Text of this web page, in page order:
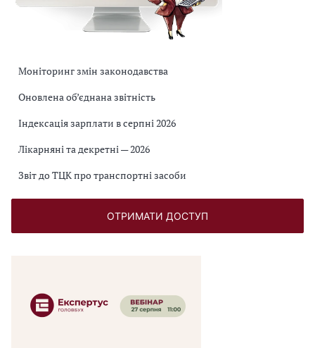
Моніторинг змін законодавства
Оновлена об’єднана звітність
Індексація зарплати в серпні 2026
Лікарняні та декретні — 2026
Звіт до ТЦК про транспортні засоби
ОТРИМАТИ ДОСТУП